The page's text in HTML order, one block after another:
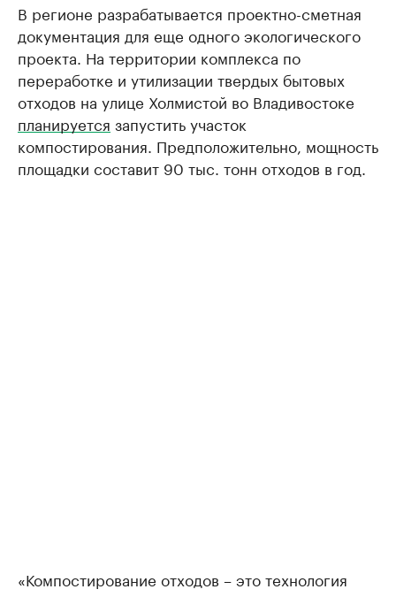
В регионе разрабатывается проектно-сметная
документация для еще одного экологического
проекта. На территории комплекса по
переработке и утилизации твердых бытовых
отходов на улице Холмистой во Владивостоке
планируется запустить участок
компостирования. Предположительно, мощность
площадки составит 90 тыс. тонн отходов в год.
«Компостирование отходов – это технология